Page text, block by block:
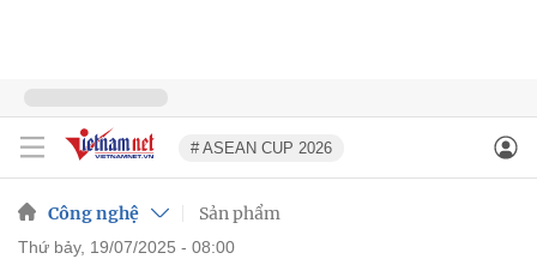
# ASEAN CUP 2026
Công nghệ Sản phẩm
thứ bảy, 19/07/2025 - 08:00